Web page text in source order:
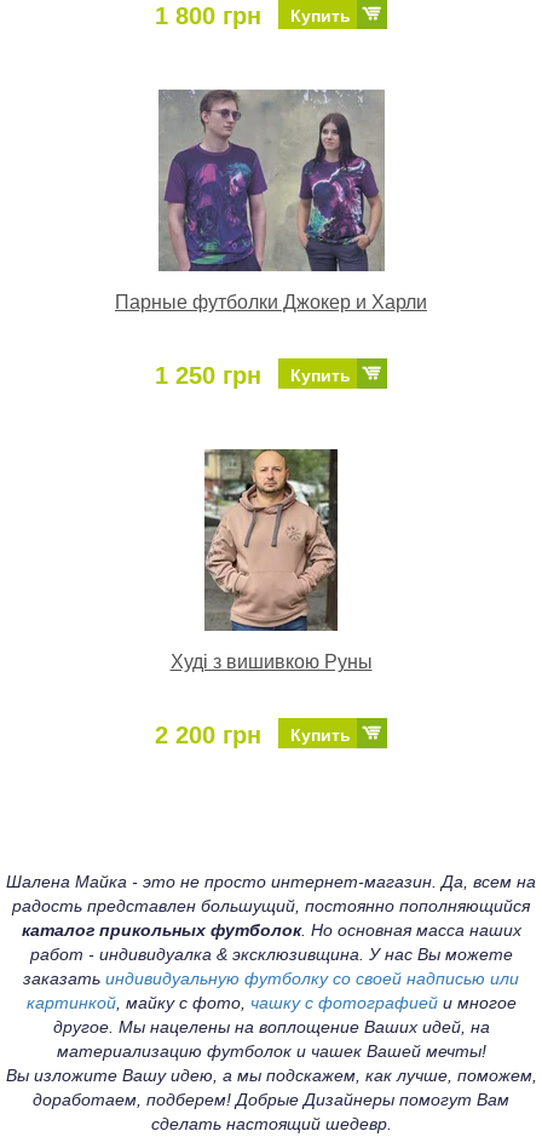
1 800 грн Купить
Парные футболки Джокер и Харли
1 250 грн Купить
Худі з вишивкою Руны
2 200 грн Купить
Шалена Майка - это не просто интернет-магазин. Да, всем на
радость представлен большущий, постоянно пополняющийся
каталог прикольных футболок. Но основная масса наших
работ - индивидуалка & эксклюзивщина. У нас Вы можете
заказать индивидуальную футболку со своей надписью или
картинкой, майку с фото, чашку с фотографиейи многое
другое. Мы нацелены на воплощение Ваших идей, на
материализацию футболок и чашек Вашей мечты!
Вы изложите Вашу идею, а мы подскажем, как лучше, поможем,
доработаем, подберем! Добрые Дизайнеры помогут Вам
сделать настоящий шедевр.